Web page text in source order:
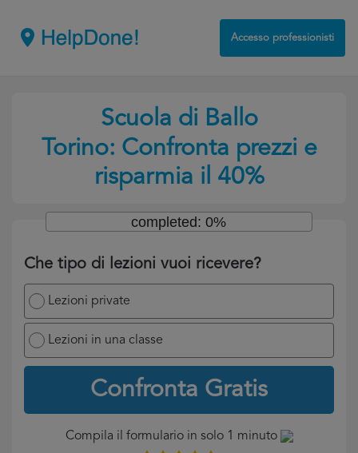
Accesso professionisti
Scuola di Ballo
Torino: Confronta prezzi e
risparmia il 40%
Che tipo di lezioni vuoi ricevere?
Lezioni private
Lezioni in una classe
Confronta Gratis
completed: 0%
Compila il formulario in solo 1 minuto